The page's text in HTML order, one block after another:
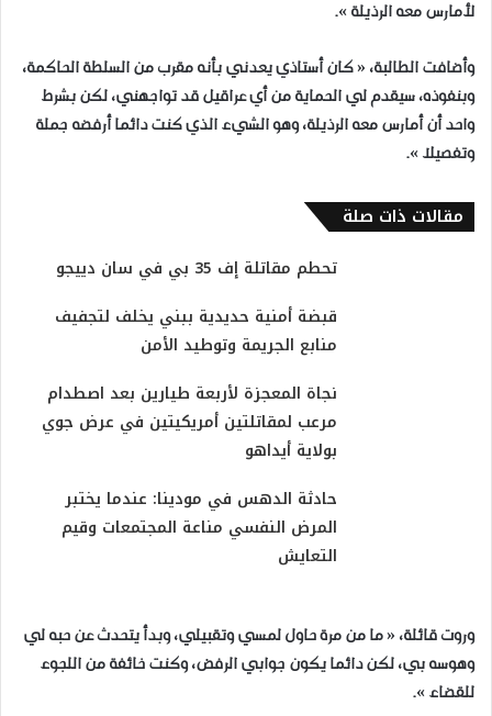
لأمارس معه الرذيلة ».
وأضافت الطالبة، « كان أستاذي يعدني بأنه مقرب من السلطة الحاكمة،
وبنفوذه، سيقدم لي الحماية من أي عراقيل قد تواجهني، لكن بشرط
واحد أن أمارس معه الرذيلة، وهو الشيء الذي كنت دائما أرفضه جملة
وتفصيلا ».
مقالات ذات صلة
تحطم مقاتلة إف 35 بي في سان دييجو
قبضة أمنية حديدية ببني يخلف لتجفيف
منابع الجريمة وتوطيد الأمن
​نجاة المعجزة لأربعة طيارين بعد اصطدام
مرعب لمقاتلتين أمريكيتين في عرض جوي
بولاية أيداهو
حادثة الدهس في مودينا: عندما يختبر
المرض النفسي مناعة المجتمعات وقيم
التعايش
وروت قائلة، « ما من مرة حاول لمسي وتقبيلي، وبدأ يتحدث عن حبه لي
وهوسه بي، لكن دائما يكون جوابي الرفض، وكنت خائفة من اللجوء
للقضاء ».